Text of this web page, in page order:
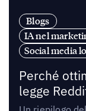
Blogs
IA nel
Social media
Perché
legge